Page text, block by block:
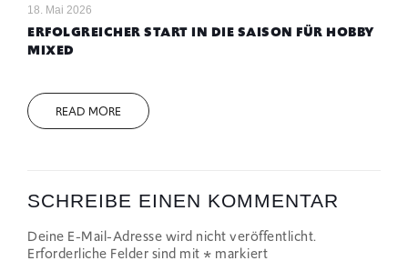
18. Mai 2026
ERFOLGREICHER START IN DIE SAISON FÜR HOBBY
MIXED
READ MORE
SCHREIBE EINEN KOMMENTAR
Deine E-Mail-Adresse wird nicht veröffentlicht.
Erforderliche Felder sind mit * markiert